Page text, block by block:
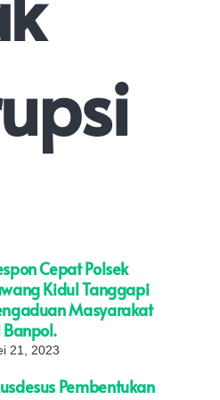
Cepat Polsek
Kidul Tanggapi
Masyarakat
Banpol.
21, 2023
Pembentukan